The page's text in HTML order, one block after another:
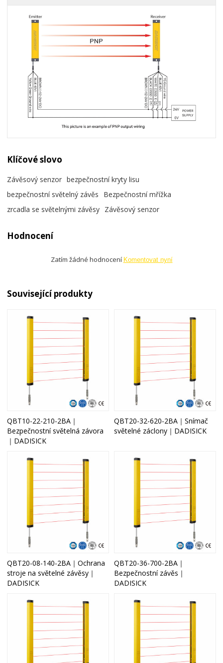
Klíčové slovo
Závěsový senzor bezpečnostní kryty lisu
bezpečnostní světelný závěs
Bezpečnostní mřížka
zrcadla se světelnými závěsy Závěsový senzor
Hodnocení
Zatím žádné hodnocení Komentovat nyní
Související produkty
QBT10-22-210-2BA｜
Bezpečnostní světelná závora
｜DADISICK
QBT20-32-620-2BA｜Snímač
světelné záclony｜DADISICK
QBT20-08-140-2BA｜Ochrana
stroje na světelné závěsy｜
DADISICK
QBT20-36-700-2BA｜
Bezpečnostní závěs｜
DADISICK